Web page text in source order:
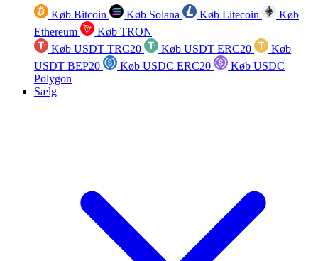
Køb Bitcoin Køb Solana Køb Litecoin
Køb
Ethereum
Køb TRON
Køb USDT TRC20
Køb USDT ERC20
Køb
USDT BEP20
Køb USDC ERC20
Køb USDC
Polygon
Sælg